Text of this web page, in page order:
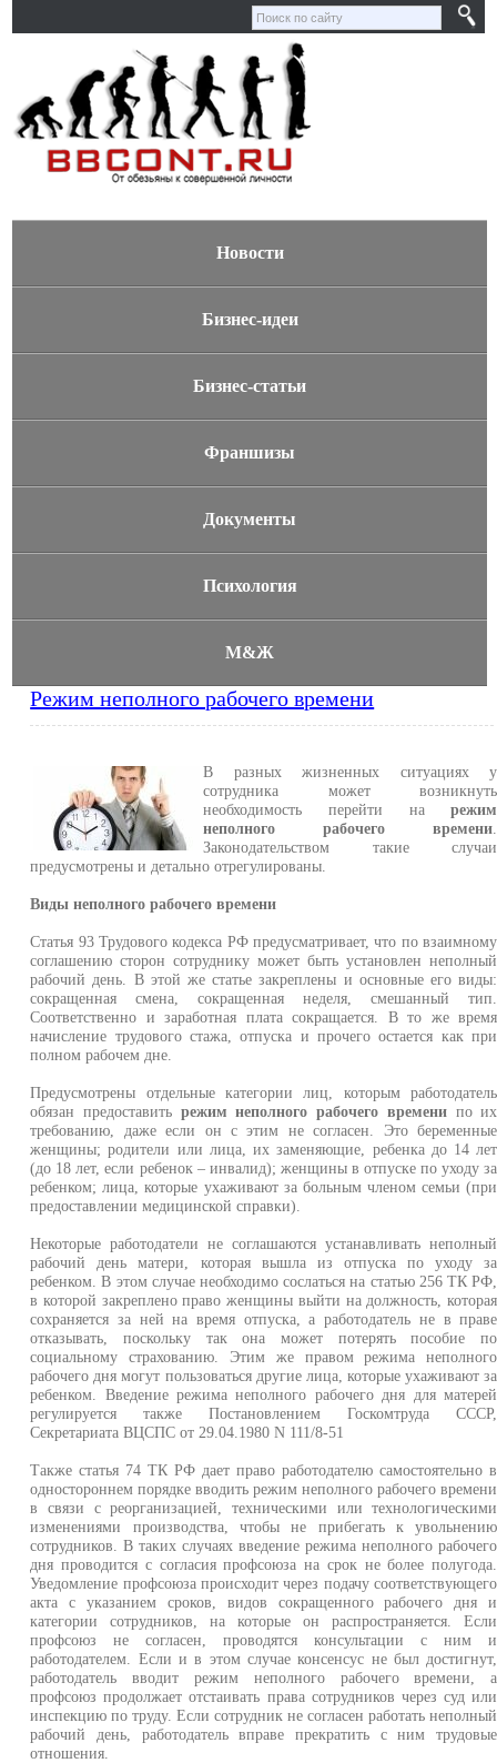
Новости
Бизнес-идеи
Бизнес-статьи
Франшизы
Документы
Психология
М&Ж
Режим неполного рабочего времени
В разных жизненных ситуациях у
сотрудника может возникнуть
необходимость перейти нарежим
неполного рабочего времени
Законодательством такие случаи
предусмотрены и детально отрегулированы.
Виды неполного рабочего времени
Статья 93 Трудового кодекса РФ предусматривает, что по взаимному
соглашению сторон сотруднику может быть установлен неполный
рабочий день. В этой же статье закреплены и основные его виды:
сокращенная смена, сокращенная неделя, смешанный тип.
Соответственно и заработная плата сокращается. В то же время
начисление трудового стажа, отпуска и прочего остается как при
полном рабочем дне.
Предусмотрены отдельные категории лиц, которым работодатель
обязан предоставить режим неполного рабочего временипо их
требованию, даже если он с этим не согласен. Это беременные
женщины; родители или лица, их заменяющие, ребенка до 14 лет
(до 18 лет, если ребенок – инвалид); женщины в отпуске по уходу за
ребенком; лица, которые ухаживают за больным членом семьи (при
предоставлении медицинской справки).
Некоторые работодатели не соглашаются устанавливать неполный
рабочий день матери, которая вышла из отпуска по уходу за
ребенком. В этом случае необходимо сослаться на статью 256 ТК РФ,
в которой закреплено право женщины выйти на должность, которая
сохраняется за ней на время отпуска, а работодатель не в праве
отказывать, поскольку так она может потерять пособие по
социальному страхованию. Этим же правом режима неполного
рабочего дня могут пользоваться другие лица, которые ухаживают за
ребенком. Введение режима неполного рабочего дня для матерей
регулируется также Постановлением Госкомтруда СССР,
Секретариата ВЦСПС от 29.04.1980 N 111/8-51
Также статья 74 ТК РФ дает право работодателю самостоятельно в
одностороннем порядке вводить режим неполного рабочего времени
в связи с реорганизацией, техническими или технологическими
изменениями производства, чтобы не прибегать к увольнению
сотрудников. В таких случаях введение режима неполного рабочего
дня проводится с согласия профсоюза на срок не более полугода.
Уведомление профсоюза происходит через подачу соответствующего
акта с указанием сроков, видов сокращенного рабочего дня и
категории сотрудников, на которые он распространяется. Если
профсоюз не согласен, проводятся консультации с ним и
работодателем. Если и в этом случае консенсус не был достигнут,
работодатель вводит режим неполного рабочего времени, а
профсоюз продолжает отстаивать права сотрудников через суд или
инспекцию по труду. Если сотрудник не согласен работать неполный
рабочий день, работодатель вправе прекратить с ним трудовые
отношения.